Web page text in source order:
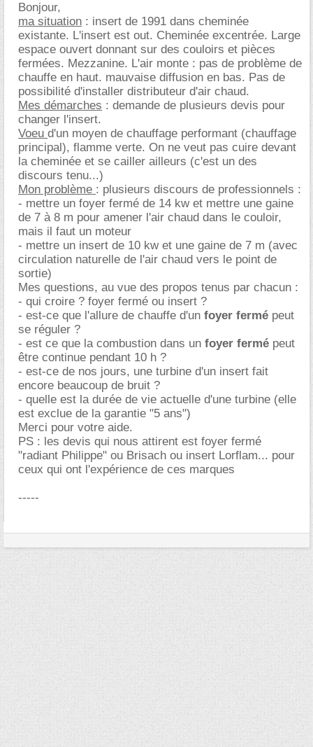
Bonjour,
ma situation : insert de 1991 dans cheminée
existante. L'insert est out. Cheminée excentrée. Large
espace ouvert donnant sur des couloirs et pièces
fermées. Mezzanine. L'air monte : pas de problème de
chauffe en haut. mauvaise diffusion en bas. Pas de
possibilité d'installer distributeur d'air chaud.
Mes démarches : demande de plusieurs devis pour
changer l'insert.
Voeu d'un moyen de chauffage performant (chauffage
principal), flamme verte. On ne veut pas cuire devant
la cheminée et se cailler ailleurs (c'est un des
discours tenu...)
Mon problème : plusieurs discours de professionnels :
- mettre un foyer fermé de 14 kw et mettre une gaine
de 7 à 8 m pour amener l'air chaud dans le couloir,
mais il faut un moteur
- mettre un insert de 10 kw et une gaine de 7 m (avec
circulation naturelle de l'air chaud vers le point de
sortie)
Mes questions, au vue des propos tenus par chacun :
- qui croire ? foyer fermé ou insert ?
- est-ce que l'allure de chauffe d'un foyer fermé peut
se réguler ?
- est ce que la combustion dans un foyer fermé peut
être continue pendant 10 h ?
- est-ce de nos jours, une turbine d'un insert fait
encore beaucoup de bruit ?
- quelle est la durée de vie actuelle d'une turbine (elle
est exclue de la garantie "5 ans")
Merci pour votre aide.
PS : les devis qui nous attirent est foyer fermé
"radiant Philippe" ou Brisach ou insert Lorflam... pour
ceux qui ont l'expérience de ces marques
-----